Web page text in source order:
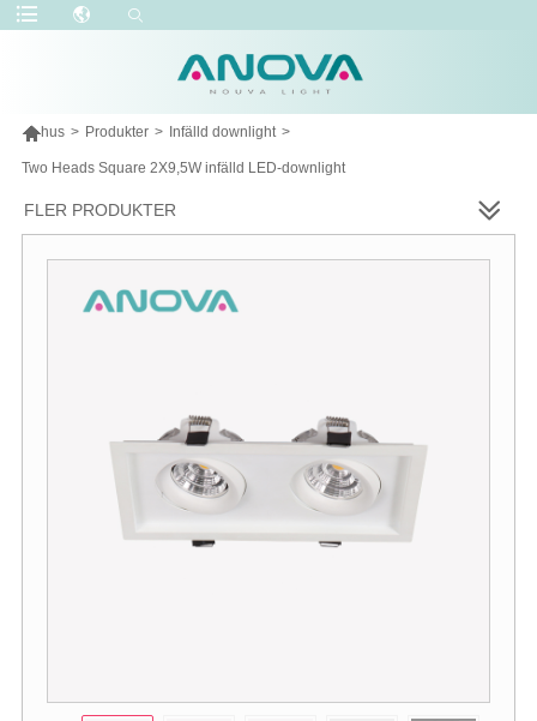
hus > Produkter > Infälld downlight >
Two Heads Square 2X9,5W infälld LED-downlight
FLER PRODUKTER